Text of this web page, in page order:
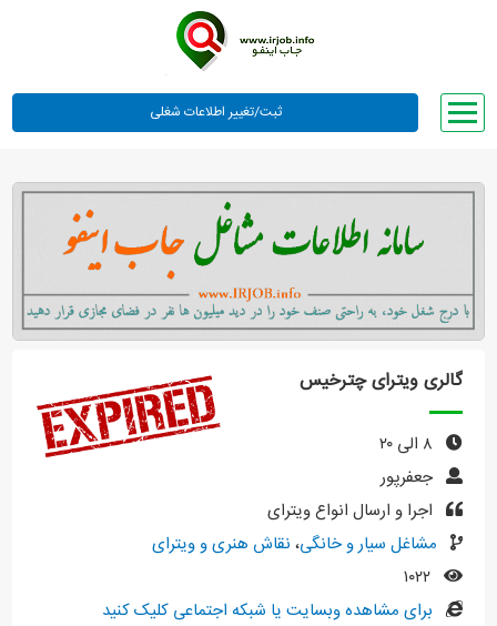
وبلاگ
معرفی ما
تعرفه ها
راهنما
ورود یا عضویت
گالری ویترای چترخیس
جعفرپور
اجرا و ارسال انواع ویترای
مشاغل سیار و خانگی، نقاش هنری و ویترای
۱۰۲۲
برای مشاهده وبسایت یا شبکه اجتماعی کلیک کنید